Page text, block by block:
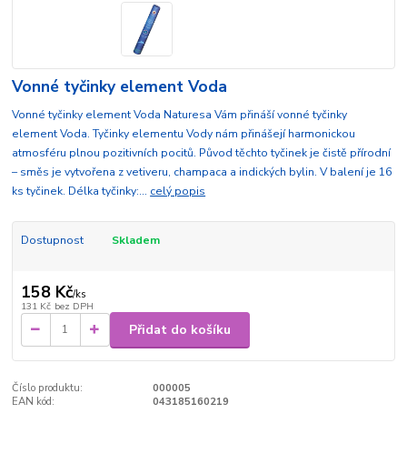
Vonné tyčinky element Voda
Vonné tyčinky element Voda Naturesa Vám přináší vonné tyčinky
element Voda. Tyčinky elementu Vody nám přinášejí harmonickou
atmosféru plnou pozitivních pocitů. Původ těchto tyčinek je čistě přírodní
– směs je vytvořena z vetiveru, champaca a indických bylin. V balení je 16
ks tyčinek. Délka tyčinky:... celý popis
Dostupnost Skladem
158 Kč/ks
131 Kč bez DPH
Přidat do košíku
Číslo produktu:
000005
EAN kód:
043185160219